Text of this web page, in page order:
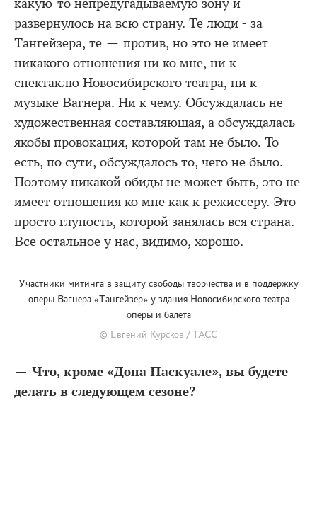
какую-то непредугадываемую зону и
развернулось на всю страну. Те люди - за
Тангейзера, те — против, но это не имеет
никакого отношения ни ко мне, ни к
спектаклю Новосибирского театра, ни к
музыке Вагнера. Ни к чему. Обсуждалась не
художественная составляющая, а обсуждалась
якобы провокация, которой там не было. То
есть, по сути, обсуждалось то, чего не было.
Поэтому никакой обиды не может быть, это не
имеет отношения ко мне как к режиссеру. Это
просто глупость, которой занялась вся страна.
Все остальное у нас, видимо, хорошо.
Участники митинга в защиту свободы творчества и в поддержку
оперы Вагнера «Тангейзер» у здания Новосибирского театра
оперы и балета
© Евгений Курсков / ТАСС
— Что, кроме «Дона Паскуале», вы будете
делать в следующем сезоне?